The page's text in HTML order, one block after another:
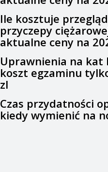
Ile kosztuje przegląd
przyczepy
aktualne ceny na
Uprawnienia na kat
koszt egzaminu
zl
Czas przydatności
kiedy wymienić na